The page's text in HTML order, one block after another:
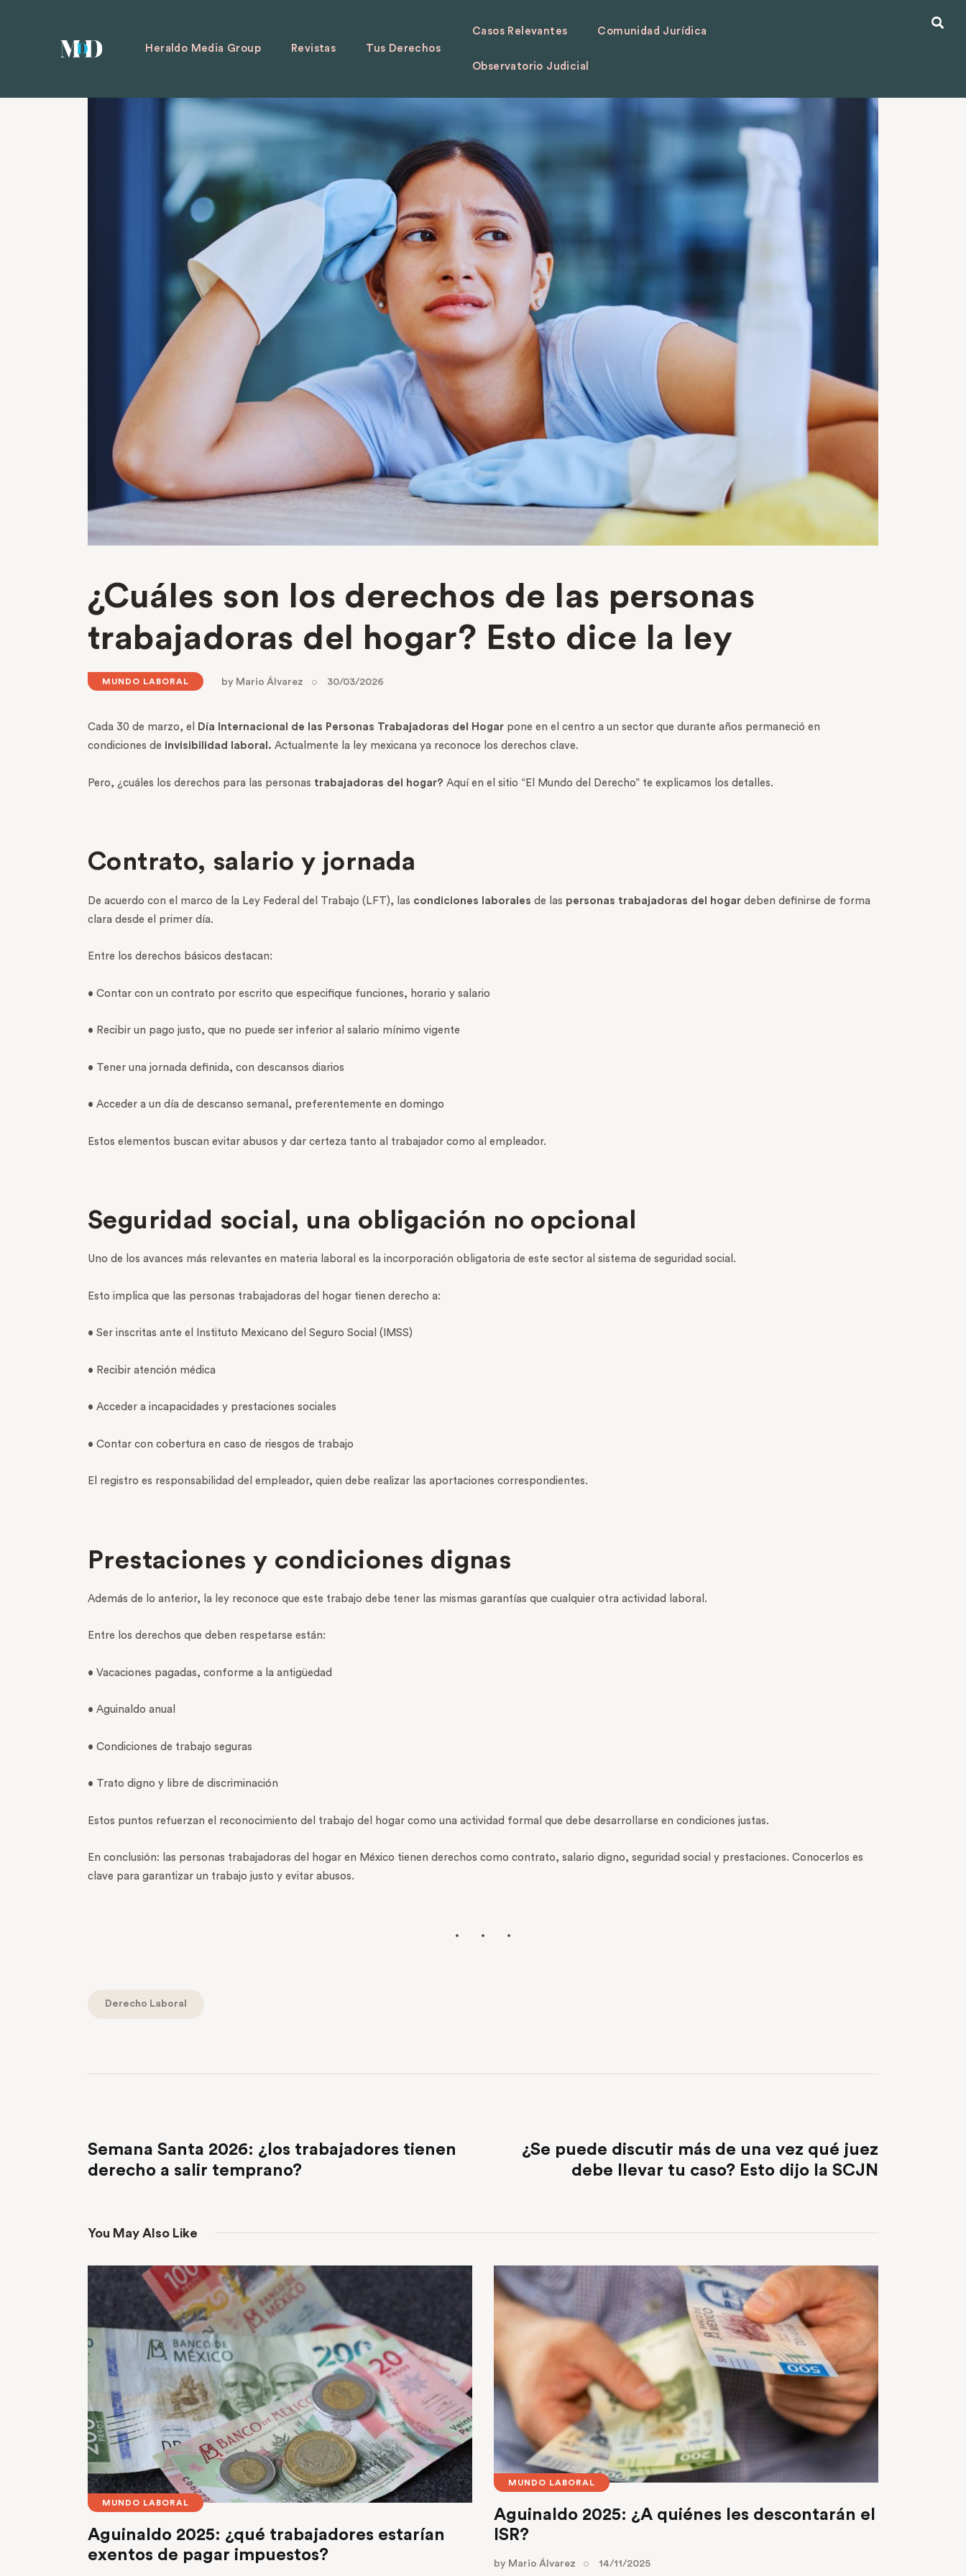
Heraldo Media Group Revistas Tus Derechos
Casos Relevantes Comunidad Jurídica
Observatorio Judicial
¿Cuáles son los derechos de las personas
trabajadoras del hogar? Esto dice la ley
MUNDO LABORAL by Mario Álvarez 30/03/2026
Cada 30 de marzo, el Día Internacional de las Personas Trabajadoras del Hogar pone en el centro a un sector que durante años permaneció en
condiciones de invisibilidad laboral. Actualmente la ley mexicana ya reconoce los derechos clave.
Pero, ¿cuáles los derechos para las personas trabajadoras del hogar? Aquí en el sitio “El Mundo del Derecho” te explicamos los detalles.
Contrato, salario y jornada
De acuerdo con el marco de la Ley Federal del Trabajo (LFT), las condiciones laborales de las personas trabajadoras del hogar deben definirse de forma
clara desde el primer día.
Entre los derechos básicos destacan:
• Contar con un contrato por escrito que especifique funciones, horario y salario
• Recibir un pago justo, que no puede ser inferior al salario mínimo vigente
• Tener una jornada definida, con descansos diarios
• Acceder a un día de descanso semanal, preferentemente en domingo
Estos elementos buscan evitar abusos y dar certeza tanto al trabajador como al empleador.
Seguridad social, una obligación no opcional
Uno de los avances más relevantes en materia laboral es la incorporación obligatoria de este sector al sistema de seguridad social.
Esto implica que las personas trabajadoras del hogar tienen derecho a:
• Ser inscritas ante el Instituto Mexicano del Seguro Social (IMSS)
• Recibir atención médica
• Acceder a incapacidades y prestaciones sociales
• Contar con cobertura en caso de riesgos de trabajo
El registro es responsabilidad del empleador, quien debe realizar las aportaciones correspondientes.
Prestaciones y condiciones dignas
Además de lo anterior, la ley reconoce que este trabajo debe tener las mismas garantías que cualquier otra actividad laboral.
Entre los derechos que deben respetarse están:
• Vacaciones pagadas, conforme a la antigüedad
• Aguinaldo anual
• Condiciones de trabajo seguras
• Trato digno y libre de discriminación
Estos puntos refuerzan el reconocimiento del trabajo del hogar como una actividad formal que debe desarrollarse en condiciones justas.
En conclusión: las personas trabajadoras del hogar en México tienen derechos como contrato, salario digno, seguridad social y prestaciones. Conocerlos es
clave para garantizar un trabajo justo y evitar abusos.
Derecho Laboral
Semana Santa 2026: ¿los trabajadores tienen
derecho a salir temprano?
¿Se puede discutir más de una vez qué juez
debe llevar tu caso? Esto dijo la SCJN
You May Also Like
MUNDO LABORAL
Aguinaldo 2025: ¿qué trabajadores estarían
exentos de pagar impuestos?
MUNDO LABORAL
Aguinaldo 2025: ¿A quiénes les descontarán el
ISR?
by Mario Álvarez 14/11/2025